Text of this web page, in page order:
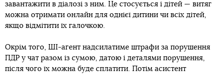
завантажити в діалозі з ним. Це стосується і дітей — витяг
можна отримати онлайн для однієї дитини чи всіх дітей,
якщо відмітити їх галочкою.
Окрім того, ШІ-агент надсилатиме штрафи за порушення
ПДР у чат разом із сумою, датою і деталями порушення,
після чого їх можна буде сплатити. Потім асистент